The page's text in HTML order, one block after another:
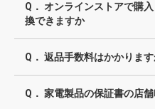
Q． オンラインストアで購
換できますか
Q． 返品手数料はかかります
Q． 家電製品の保証書の店